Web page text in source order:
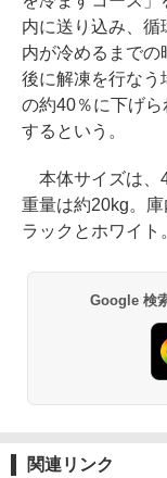
内に送り込み、
内が冷めるまでの
後に解凍を行なう
の約40％に下げ
するという。
本体サイズは、
重量は約20kg。
ラックとホワイト
Google 検
関連リンク